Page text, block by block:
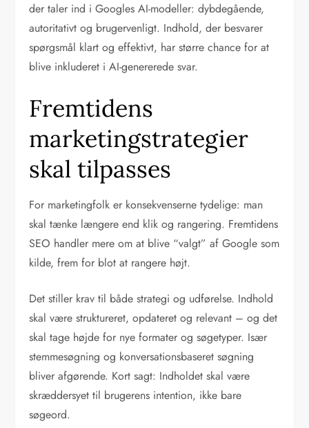
der taler ind i Googles AI-modeller: dybdegående,
autoritativt og brugervenligt. Indhold, der besvarer
spørgsmål klart og effektivt, har større chance for at
blive inkluderet i AI-genererede svar.
Fremtidens
marketingstrategier
skal tilpasses
For marketingfolk er konsekvenserne tydelige: man
skal tænke længere end klik og rangering. Fremtidens
SEO handler mere om at blive “valgt” af Google som
kilde, frem for blot at rangere højt.
Det stiller krav til både strategi og udførelse. Indhold
skal være struktureret, opdateret og relevant – og det
skal tage højde for nye formater og søgetyper. Især
stemmesøgning og konversationsbaseret søgning
bliver afgørende. Kort sagt: Indholdet skal være
skræddersyet til brugerens intention, ikke bare
søgeord.